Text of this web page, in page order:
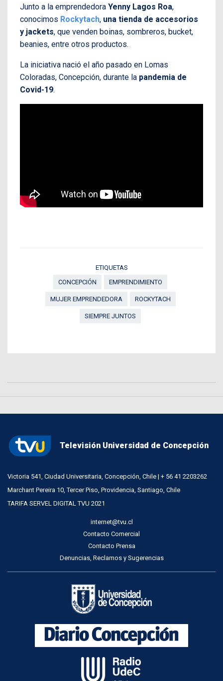
Junto a la emprendedora Yenny Lagos Roa,
conocimos Rockytach, una tienda de accesorios
y jackets, que venden boinas, sombreros, bucket,
beanies, entre otros productos.
La iniciativa nació el año pasado en Lomas
Coloradas, Concepción, durante la pandemia de
Covid-19.
ETIQUETAS
CONCEPCIÓN
EMPRENDIMIENTO
MUJER EMPRENDEDORA ROCKYTACH
SIEMPRE JUNTOS
Televisión Universidad de Concepción
Victoria 541, Ciudad Universitaria, Concepción, Chile | + 56 41 2203262
Marchant Pereira 10, Tercer Piso, Providencia, Santiago, Chile
TARIFA SERVEL DIGITAL TVU 2021
internet@tvu.cl
Contacto Comercial
Contacto Prensa
Denuncias, Reclamos y Sugerencias